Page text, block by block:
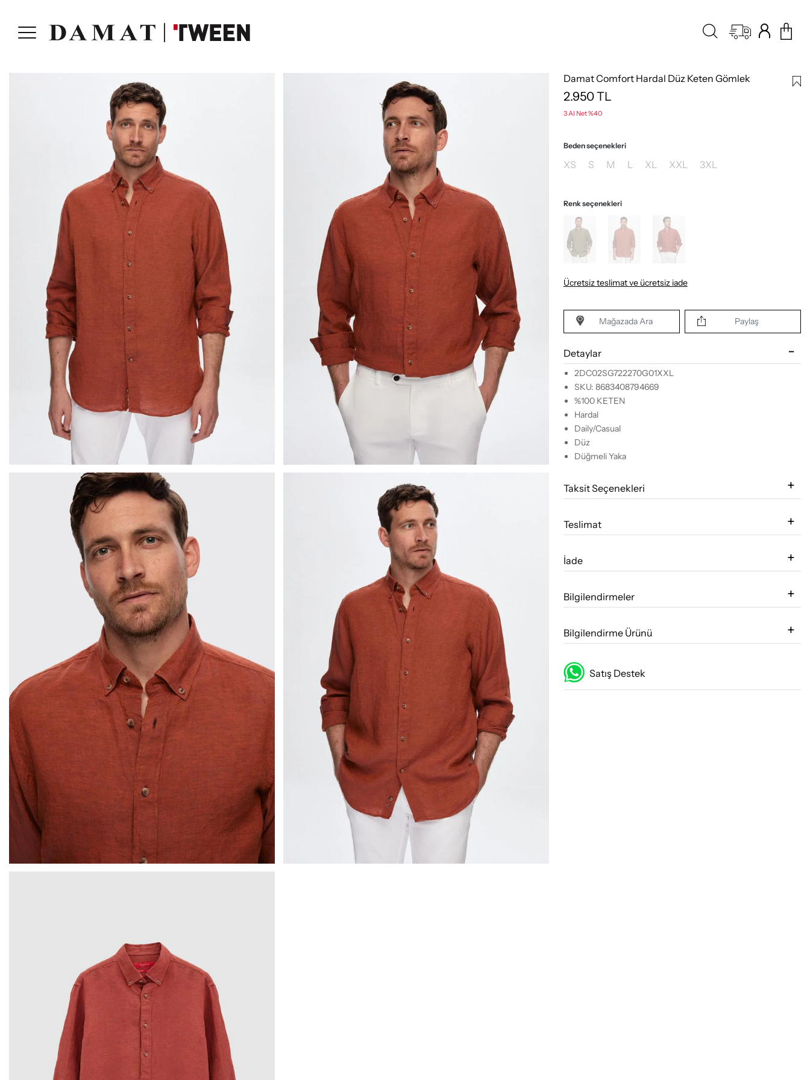
Damat Comfort Hardal Düz Keten Gömlek
2.950TL
3 Al Net %40
Beden seçenekleri
XS S M L XL XXL 3XL
Renk seçenekleri
Ücretsiz teslimat ve ücretsiz iade
Mağazada Ara Paylaş
Detaylar
2DC02SG722270G01XXL
SKU: 8683408794669
%100 KETEN
Hardal
Daily/Casual
Düz
Düğmeli Yaka
Taksit Seçenekleri
Teslimat
İade
Bilgilendirmeler
Bilgilendirme Ürünü
Satış Destek